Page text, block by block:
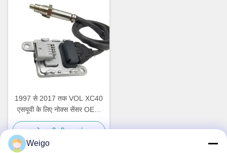
1997 से 2017 तक VOL XC40
एसयूवी के लिए नोक्स सेंसर OEM
22303390 5WK97367
सबसे अच्छी कीमत पाएं
Weigo